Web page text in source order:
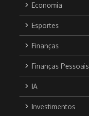
Economia
Esportes
Finanças
Finanças Pessoais
IA
Investimentos